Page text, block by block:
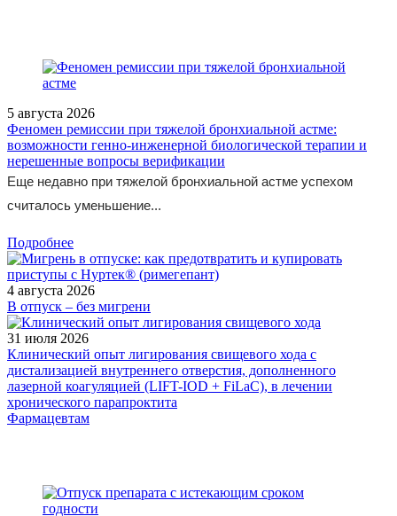
5 августа 2026
Феномен ремиссии при тяжелой бронхиальной астме:
возможности генно-инженерной биологической терапии и
нерешенные вопросы верификации
Еще недавно при тяжелой бронхиальной астме успехом
считалось уменьшение...
Подробнее
4 августа 2026
В отпуск – без мигрени
31 июля 2026
Клинический опыт лигирования свищевого хода с
дистализацией внутреннего отверстия, дополненного
лазерной коагуляцией (LIFT-IOD + FiLaC), в лечении
хронического парапроктита
Фармацевтам